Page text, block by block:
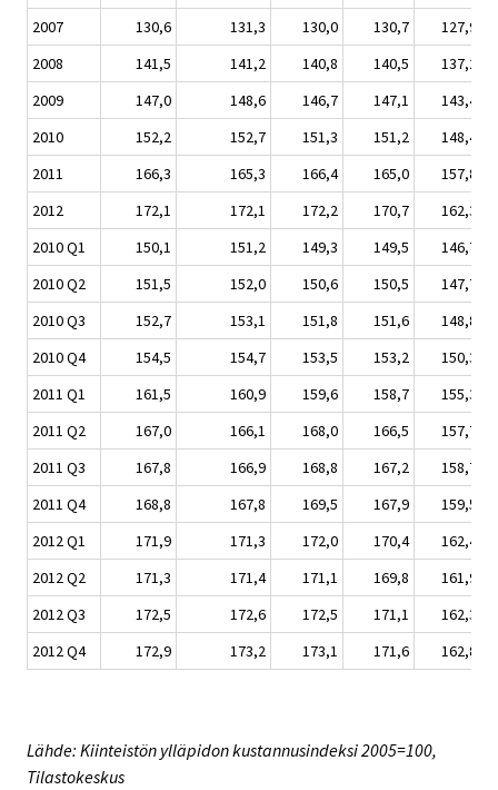
2007
130,6 131,3 130,0 130,7
127,9
2008
141,5 141,2 140,8 140,5
137,2
2009
147,0 148,6 146,7 147,1
143,4
2010
152,2 152,7 151,3 151,2
148,4
2011
166,3 165,3 166,4 165,0
157,8
2012
172,1 172,1 172,2 170,7
162,3
2010 Q1
150,1 151,2 149,3 149,5
146,7
2010 Q2
151,5 152,0 150,6 150,5
147,7
2010 Q3
152,7 153,1 151,8 151,6
148,8
2010 Q4
154,5 154,7 153,5 153,2
150,3
2011 Q1
161,5 160,9 159,6 158,7
155,3
2011 Q2
167,0 166,1 168,0 166,5
157,7
2011 Q3
167,8 166,9 168,8 167,2
158,7
2011 Q4
168,8 167,8 169,5 167,9
159,5
2012 Q1
171,9 171,3 172,0 170,4
162,4
2012 Q2
171,3 171,4 171,1 169,8
161,9
2012 Q3
172,5 172,6 172,5 171,1
162,3
2012 Q4
172,9 173,2 173,1 171,6 162,8
Lähde: Kiinteistön ylläpidon kustannusindeksi 2005=100,
Tilastokeskus